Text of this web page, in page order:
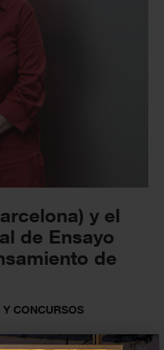
y el
de Ensayo
de
CONCURSOS